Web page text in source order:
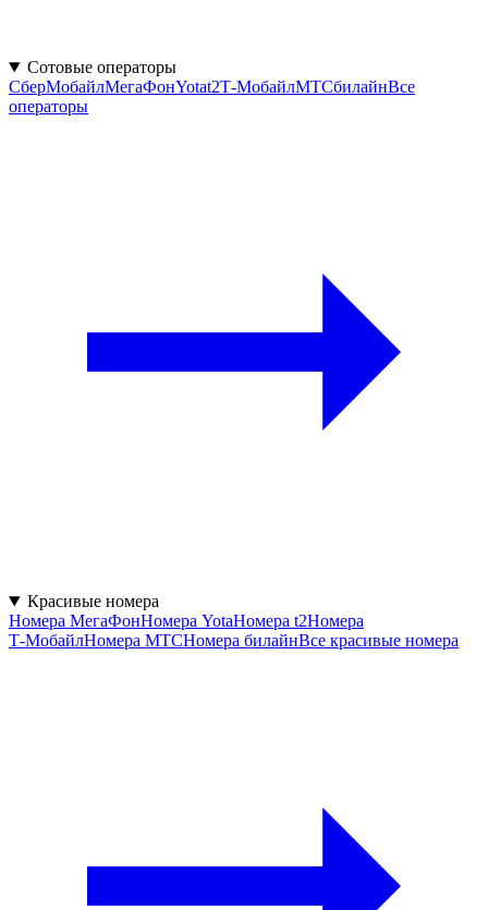
Сотовые операторы
СберМобайлМегаФонYotat2Т‑МобайлМТСбилайнВсе
операторы
Красивые номера
Номера МегаФонНомера YotaНомера t2Номера
Т‑МобайлНомера МТСНомера билайнВсе красивые номера